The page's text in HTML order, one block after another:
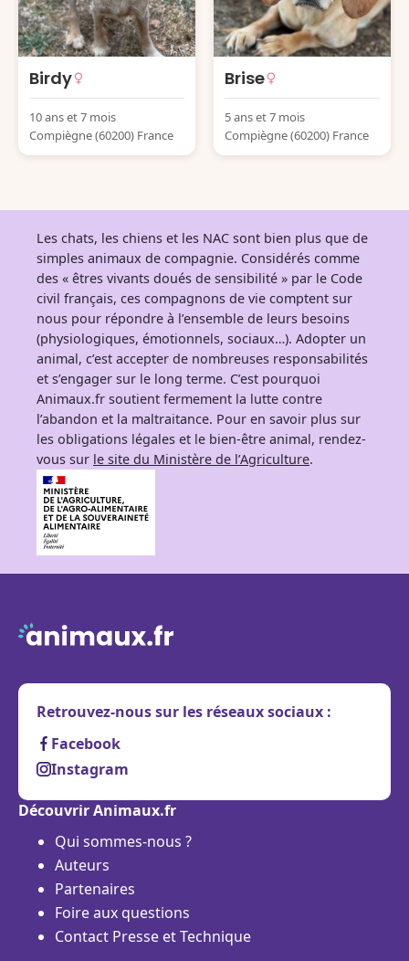
Birdy
10 ans et 7 mois
Compiègne (60200) France
Brise
5 ans et 7 mois
Compiègne (60200) France
Les chats, les chiens et les NAC sont bien plus que de
simples animaux de compagnie. Considérés comme
des « êtres vivants doués de sensibilité » par le Code
civil français, ces compagnons de vie comptent sur
nous pour répondre à l’ensemble de leurs besoins
(physiologiques, émotionnels, sociaux…). Adopter un
animal, c’est accepter de nombreuses responsabilités
et s’engager sur le long terme. C’est pourquoi
Animaux.fr soutient fermement la lutte contre
l’abandon et la maltraitance. Pour en savoir plus sur
les obligations légales et le bien-être animal, rendez-
vous sur le site du Ministère de l’Agriculture.
Retrouvez-nous sur les réseaux sociaux :
Facebook
Instagram
Découvrir Animaux.fr
Qui sommes-nous ?
Auteurs
Partenaires
Foire aux questions
Contact Presse et Technique